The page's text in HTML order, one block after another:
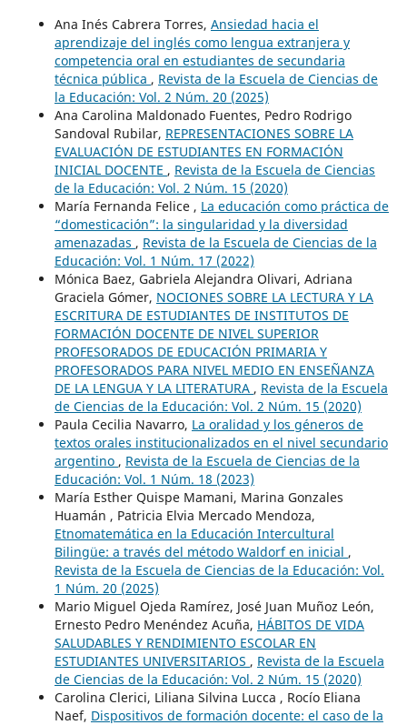
Ana Inés Cabrera Torres, Ansiedad hacia el
aprendizaje del inglés como lengua extranjera y
competencia oral en estudiantes de secundaria
técnica pública , Revista de la Escuela de Ciencias de
la Educación: Vol. 2 Núm. 20 (2025)
Ana Carolina Maldonado Fuentes, Pedro Rodrigo
Sandoval Rubilar, REPRESENTACIONES SOBRE LA
EVALUACIÓN DE ESTUDIANTES EN FORMACIÓN
INICIAL DOCENTE , Revista de la Escuela de Ciencias
de la Educación: Vol. 2 Núm. 15 (2020)
María Fernanda Felice , La educación como práctica de
“domesticación”: la singularidad y la diversidad
amenazadas , Revista de la Escuela de Ciencias de la
Educación: Vol. 1 Núm. 17 (2022)
Mónica Baez, Gabriela Alejandra Olivari, Adriana
Graciela Gómer, NOCIONES SOBRE LA LECTURA Y LA
ESCRITURA DE ESTUDIANTES DE INSTITUTOS DE
FORMACIÓN DOCENTE DE NIVEL SUPERIOR
PROFESORADOS DE EDUCACIÓN PRIMARIA Y
PROFESORADOS PARA NIVEL MEDIO EN ENSEÑANZA
DE LA LENGUA Y LA LITERATURA , Revista de la Escuela
de Ciencias de la Educación: Vol. 2 Núm. 15 (2020)
Paula Cecilia Navarro, La oralidad y los géneros de
textos orales institucionalizados en el nivel secundario
argentino , Revista de la Escuela de Ciencias de la
Educación: Vol. 1 Núm. 18 (2023)
María Esther Quispe Mamani, Marina Gonzales
Huamán , Patricia Elvia Mercado Mendoza,
Etnomatemática en la Educación Intercultural
Bilingüe: a través del método Waldorf en inicial ,
Revista de la Escuela de Ciencias de la Educación: Vol.
1 Núm. 20 (2025)
Mario Miguel Ojeda Ramírez, José Juan Muñoz León,
Ernesto Pedro Menéndez Acuña, HÁBITOS DE VIDA
SALUDABLES Y RENDIMIENTO ESCOLAR EN
ESTUDIANTES UNIVERSITARIOS , Revista de la Escuela
de Ciencias de la Educación: Vol. 2 Núm. 15 (2020)
Carolina Clerici, Liliana Silvina Lucca , Rocío Eliana
Naef, Dispositivos de formación docente: el caso de la